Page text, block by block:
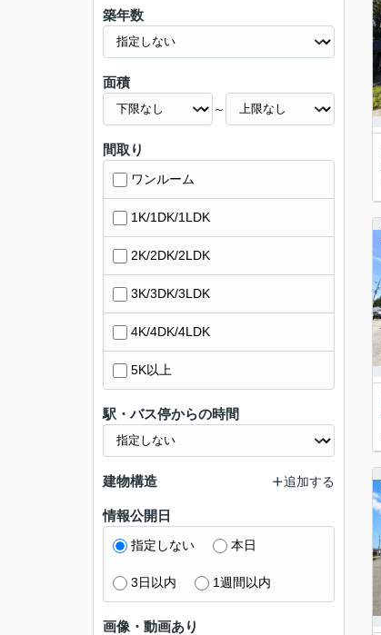
築年数
面積
～
間取り
ワンルーム
1K/1DK/1LDK
2K/2DK/2LDK
3K/3DK/3LDK
4K/4DK/4LDK
5K以上
駅・バス停からの時間
建物構造 追加する
情報公開日
指定しない 本日
3日以内 1週間以内
画像・動画あり